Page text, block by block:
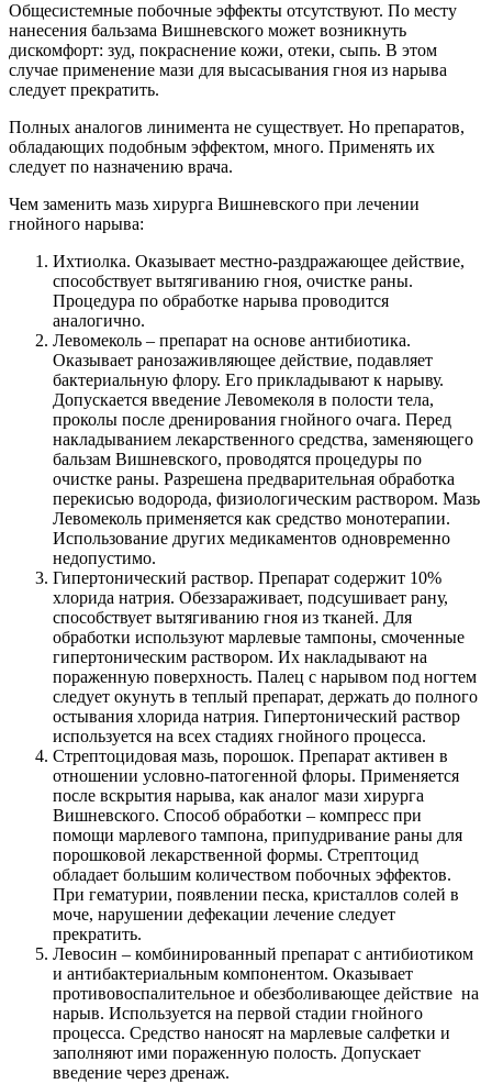
Общесистемные побочные эффекты отсутствуют. По месту
нанесения бальзама Вишневского может возникнуть
дискомфорт: зуд, покраснение кожи, отеки, сыпь. В этом
случае применение мази для высасывания гноя из нарыва
следует прекратить.
Полных аналогов линимента не существует. Но препаратов,
обладающих подобным эффектом, много. Применять их
следует по назначению врача.
Чем заменить мазь хирурга Вишневского при лечении
гнойного нарыва:
Ихтиолка. Оказывает местно-раздражающее действие,
способствует вытягиванию гноя, очистке раны.
Процедура по обработке нарыва проводится
аналогично.
Левомеколь – препарат на основе антибиотика.
Оказывает ранозаживляющее действие, подавляет
бактериальную флору. Его прикладывают к нарыву.
Допускается введение Левомеколя в полости тела,
проколы после дренирования гнойного очага. Перед
накладыванием лекарственного средства, заменяющего
бальзам Вишневского, проводятся процедуры по
очистке раны. Разрешена предварительная обработка
перекисью водорода, физиологическим раствором. Мазь
Левомеколь применяется как средство монотерапии.
Использование других медикаментов одновременно
недопустимо.
Гипертонический раствор. Препарат содержит 10%
хлорида натрия. Обеззараживает, подсушивает рану,
способствует вытягиванию гноя из тканей. Для
обработки используют марлевые тампоны, смоченные
гипертоническим раствором. Их накладывают на
пораженную поверхность. Палец с нарывом под ногтем
следует окунуть в теплый препарат, держать до полного
остывания хлорида натрия. Гипертонический раствор
используется на всех стадиях гнойного процесса.
Стрептоцидовая мазь, порошок. Препарат активен в
отношении условно-патогенной флоры. Применяется
после вскрытия нарыва, как аналог мази хирурга
Вишневского. Способ обработки – компресс при
помощи марлевого тампона, припудривание раны для
порошковой лекарственной формы. Стрептоцид
обладает большим количеством побочных эффектов.
При гематурии, появлении песка, кристаллов солей в
моче, нарушении дефекации лечение следует
прекратить.
Левосин – комбинированный препарат с антибиотиком
и антибактериальным компонентом. Оказывает
противовоспалительное и обезболивающее действие на
нарыв. Используется на первой стадии гнойного
процесса. Средство наносят на марлевые салфетки и
заполняют ими пораженную полость. Допускает
введение через дренаж.